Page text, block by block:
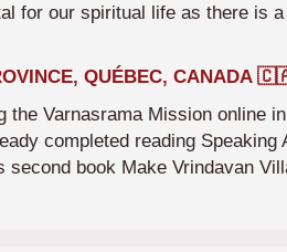
for our spiritual life as there is
QUÉBEC, CANADA
the Varnasrama Mission online
completed reading Speaking
book Make Vrindavan